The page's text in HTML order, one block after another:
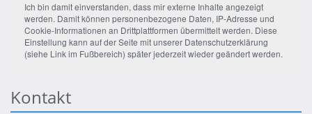
Ich bin damit einverstanden, dass mir externe Inhalte angezeigt
werden. Damit können personenbezogene Daten, IP-Adresse und
Cookie-Informationen an Drittplattformen übermittelt werden. Diese
Einstellung kann auf der Seite mit unserer Datenschutzerklärung
(siehe Link im Fußbereich) später jederzeit wieder geändert werden.
Kontakt